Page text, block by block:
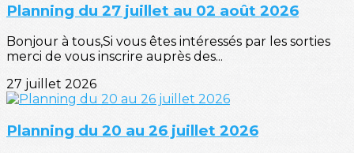
Planning du 27 juillet au 02 août 2026
Bonjour à tous,Si vous êtes intéressés par les sorties
merci de vous inscrire auprès des...
27 juillet 2026
Planning du 20 au 26 juillet 2026